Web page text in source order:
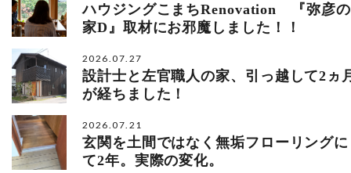
ハウジングこまちRenovation 『弥彦の
家D』取材にお邪魔しました！！
2026.07.27
設計士と左官職人の家、引っ越して2ヵ
が経ちました！
2026.07.21
玄関を土間ではなく無垢フローリング
て2年。実際の変化。